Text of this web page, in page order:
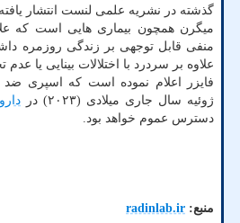
گذشته در نشریه علمی لنست انتشار
میگرن همچون بیماری هایی است که
منفی قابل توجهی بر زندگی روزمره
علاوه بر سردرد با اختلالات بینایی یا
فایزر اعلام نموده است که اسپری ضد
ژوئیه سال جاری میلادی (۲۰۲۳) در
دسترس عموم خواهد بود.
منبع: radinlab.ir